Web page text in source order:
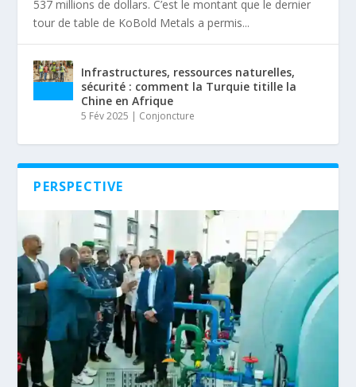
537 millions de dollars. C’est le montant que le dernier
tour de table de KoBold Metals a permis...
Infrastructures, ressources naturelles,
sécurité : comment la Turquie titille la
Chine en Afrique
5 Fév 2025 Conjoncture
PERSPECTIVE